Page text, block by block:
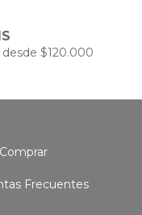
$120.000
Frecuentes